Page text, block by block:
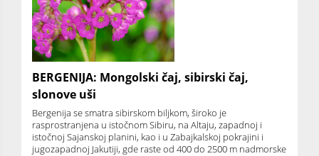
BERGENIJA: Mongolski čaj, sibirski čaj,
slonove uši
Bergenija se smatra sibirskom biljkom, široko je
rasprostranjena u istočnom Sibiru, na Altaju, zapadnoj i
istočnoj Sajanskoj planini, kao i u Zabajkalskoj pokrajini i
jugozapadnoj Jakutiji, gde raste od 400 do 2500 m nadmorske